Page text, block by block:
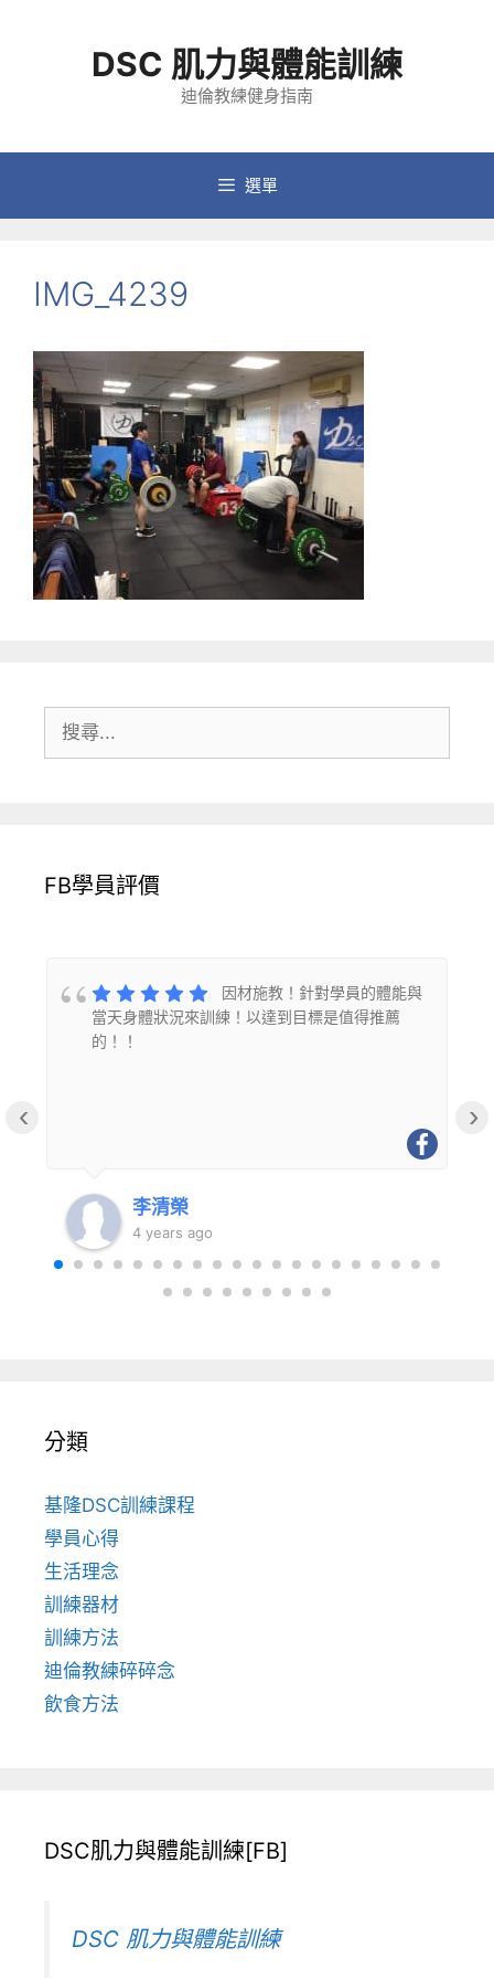
容
DSC 肌力與體能訓練
迪倫教練健身指南
選單
IMG_4239
尋:
FB學員評價
因材施教！針對學員的體能與
當天身體狀況來訓練！以達到目標是值得推薦
的！！
李清榮
4 years ago
‹ ›
分類
基隆DSC訓練課程
學員心得
生活理念
訓練器材
訓練方法
迪倫教練碎碎念
飲食方法
DSC肌力與體能訓練[FB]
DSC 肌力與體能訓練